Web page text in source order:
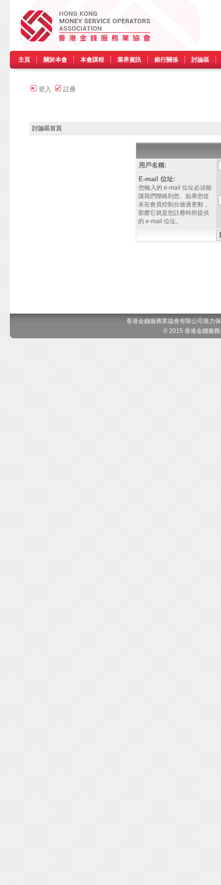
主頁 關於本會 本會課程 業界資訊 銀行關係 討論區
登入 註冊
討論區首頁
用戶名稱:
E-mail 位址:
您輸入的 e-mail 位址必須能
讓我們聯絡到您。如果您從
未在會員控制台做過更動，
那麼它就是您註冊時所提供
的 e-mail 位址。
香港金錢服務業協會有限公司致力
© 2015 香港金錢服